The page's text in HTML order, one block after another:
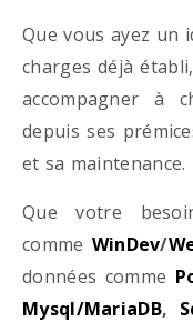
Que vous ayez un
charges déjà
accompagner à
depuis ses
et sa maintenance.
Que votre
comme WinDev/
données comme
Mysql/MariaDB,